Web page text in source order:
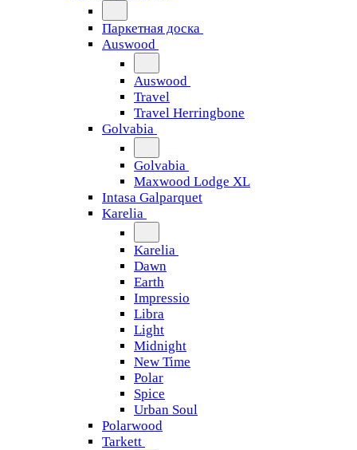
Паркетная доска
Auswood
Auswood
Travel
Travel Herringbone
Golvabia
Golvabia
Maxwood Lodge XL
Intasa Galparquet
Karelia
Karelia
Dawn
Earth
Impressio
Libra
Light
Midnight
New Time
Polar
Spice
Urban Soul
Polarwood
Tarkett